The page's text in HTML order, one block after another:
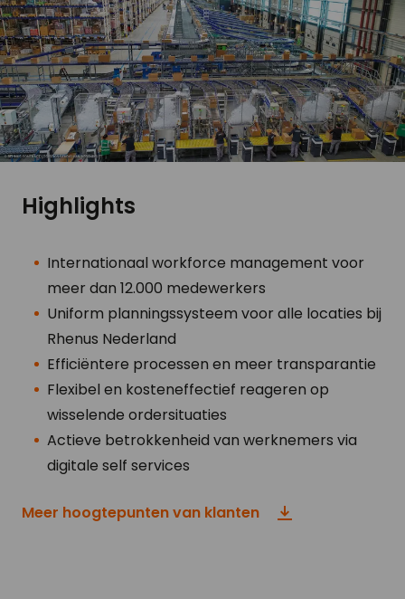
Highlights
Internationaal workforce management voor
meer dan 12.000 medewerkers
Uniform planningssysteem voor alle locaties bij
Rhenus Nederland
Efficiëntere processen en meer transparantie
Flexibel en kosteneffectief reageren op
wisselende ordersituaties
Actieve betrokkenheid van werknemers via
digitale self services
Meer hoogtepunten van klanten